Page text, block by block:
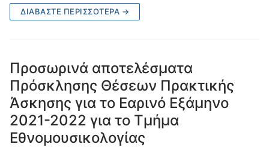
ΔΙΑΒΆΣΤΕ ΠΕΡΙΣΣΌΤΕΡΑ →
Προσωρινά αποτελέσματα
Πρόσκλησης Θέσεων Πρακτικής
Άσκησης για το Εαρινό Εξάμηνο
2021-2022 για το Τμήμα
Εθνομουσικολογίας